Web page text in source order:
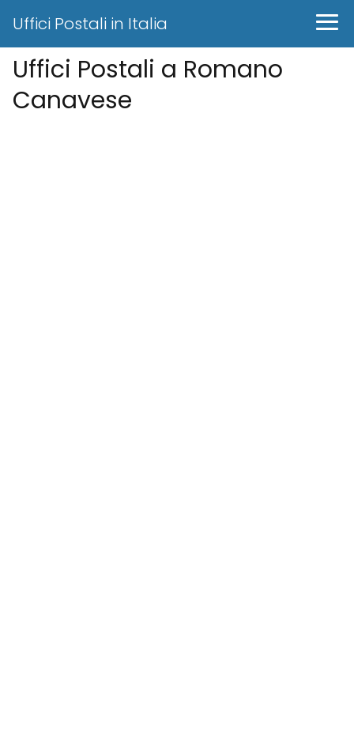
Uffici Postali in Italia
Uffici Postali a Romano
Canavese